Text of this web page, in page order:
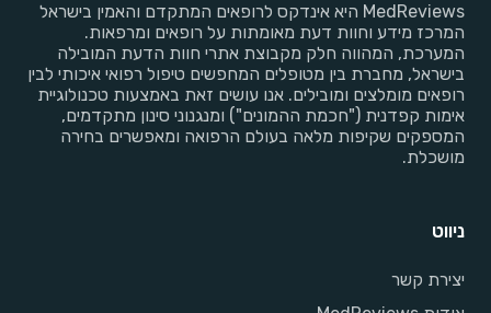
MedReviews היא אינדקס לרופאים המתקדם והאמין בישראל
המרכז מידע וחוות דעת מאומתות על רופאים ומרפאות.
המערכת, המהווה חלק מקבוצת אתרי חוות הדעת המובילה
בישראל, מחברת בין מטופלים המחפשים טיפול רפואי איכותי לבין
רופאים מומלצים ומובילים. אנו עושים זאת באמצעות טכנולוגיית
אימות קפדנית ("חכמת ההמונים") ומנגנוני סינון מתקדמים,
המספקים שקיפות מלאה בעולם הרפואה ומאפשרים בחירה
מושכלת.
ניווט
יצירת קשר